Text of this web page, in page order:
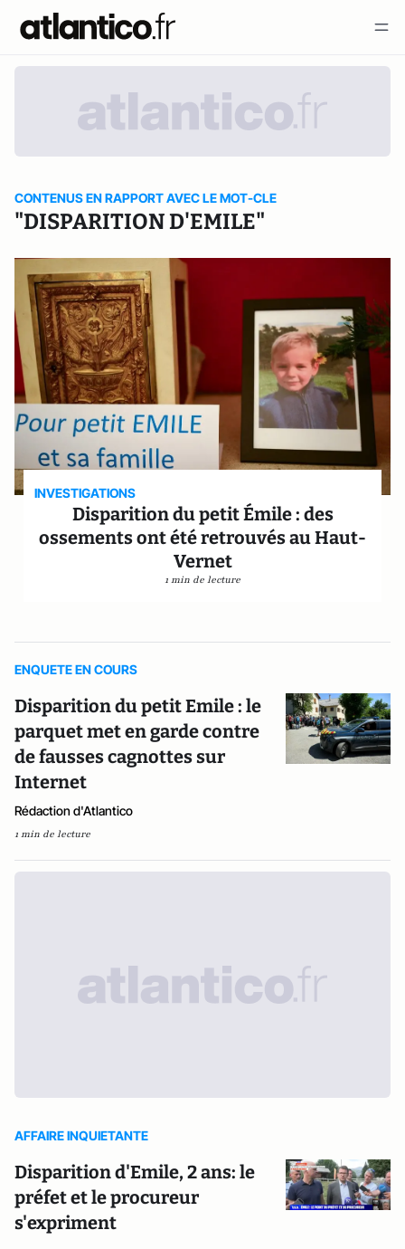
CONTENUS EN RAPPORT AVEC LE MOT-CLE
"DISPARITION D'EMILE"
INVESTIGATIONS
Disparition du petit Émile : des
ossements ont été retrouvés au Haut-
Vernet
1 min de lecture
ENQUETE EN COURS
Disparition du petit Emile : le
parquet met en garde contre
de fausses cagnottes sur
Internet
Rédaction d'Atlantico
1 min de lecture
AFFAIRE INQUIETANTE
Disparition d'Emile, 2 ans: le
préfet et le procureur
s'expriment